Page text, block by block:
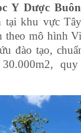
Y Dược
tại khu vực
theo mô hình
đào tạo,